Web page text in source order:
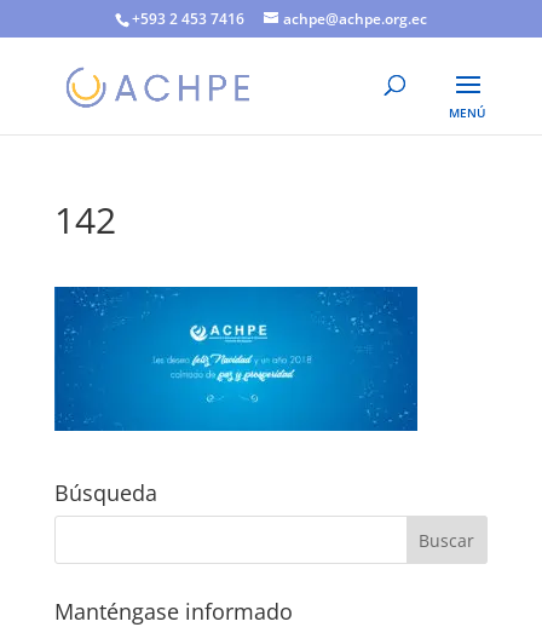
+593 2 453 7416 achpe@achpe.org.ec
142
Búsqueda
Manténgase informado